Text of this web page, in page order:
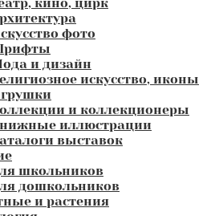
фото
и дизайн
искусство, иконы
и коллекционеры
иллюстрации
выставок
школьников
дошкольников
и растения